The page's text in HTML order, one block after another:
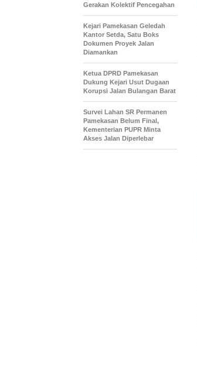
Gerakan Kolektif Pencegahan
Kejari Pamekasan Geledah
Kantor Setda, Satu Boks
Dokumen Proyek Jalan
Diamankan
Ketua DPRD Pamekasan
Dukung Kejari Usut Dugaan
Korupsi Jalan Bulangan Barat
Survei Lahan SR Permanen
Pamekasan Belum Final,
Kementerian PUPR Minta
Akses Jalan Diperlebar